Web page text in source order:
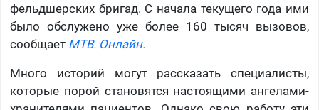
фельдшерских бригад. С начала текущего года ими
было обслужено уже более 160 тысяч вызовов,
сообщаетМТВ. Онлайн.
Много историй могут рассказать специалисты,
которые порой становятся настоящими ангелами-